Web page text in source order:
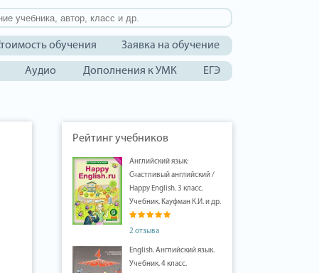
обучения Заявка на обучение
Аудио Дополнения к УМК ЕГЭ
Рейтинг учебников
Английский язык:
Счастливый английский /
Happy English. 3 класс.
Учебник. Кауфман К.И. и др.
2 отзыва
English. Английский язык.
Учебник. 4 класс.